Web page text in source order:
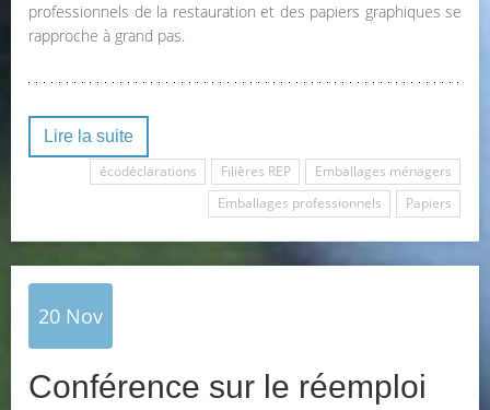
professionnels de la restauration et des papiers graphiques se
rapproche à grand pas.
Lire la suite
écodéclarations
Filières REP
Emballages ménagers
Emballages professionnels
Papiers
20 Nov
Conférence sur le réemploi